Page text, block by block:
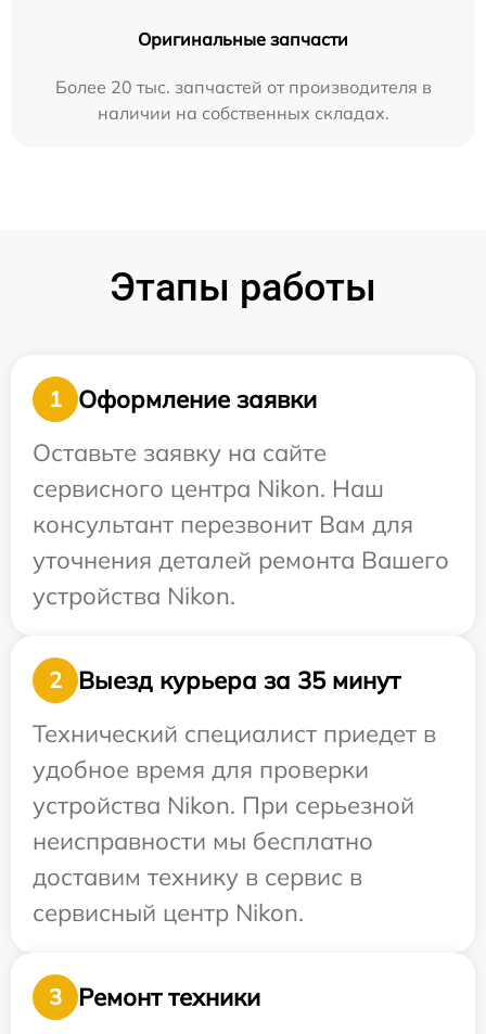
Оригинальные запчасти
Более 20 тыс. запчастей от производителя в
наличии на собственных складах.
Этапы работы
1
Оформление заявки
Оставьте заявку на сайте
сервисного центра Nikon. Наш
консультант перезвонит Вам для
уточнения деталей ремонта Вашего
устройства Nikon.
2
Выезд курьера за 35 минут
Технический специалист приедет в
удобное время для проверки
устройства Nikon. При серьезной
неисправности мы бесплатно
доставим технику в сервис в
сервисный центр Nikon.
3 Ремонт техники